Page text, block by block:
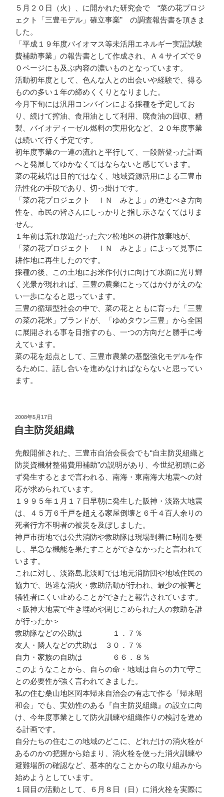
５月２０日（火）、に開かれた研究会で “菜の花プロジ
ェクト「三豊モデル」確立事業” の調査報告書を頂きま
した。
「平成１９年度バイオマス等未活用エネルギー実証試験
費補助事業」の報告書として作成され、Ａ４サイズで９
０ページにも及ぶ内容の濃いものとなっています。
活動初年度として、色んな人との出会いや経験で、得る
ものの多い１年の締めくくりとなりました。
今月下旬には汎用コンバインによる採種を予定してお
り、続けて搾油、食用油として利用、廃食油の回収、精
製、バイオディーゼル燃料の実用化など、２０年度事業
は続いて行く予定です。
初年度事業の一連の流れと平行して、一段階登った計画
へと発展してゆかなくてはならないと感じています。
菜の花栽培は目的ではなく、地域資源活用による三豊市
活性化の手段であり、切っ掛けです。
「菜の花プロジェクト ＩＮ みとよ」の進むべき方向
性を、市民の皆さんにしっかりと指し示さなくてはりま
せん。
１年前は荒れ放題だった六ツ松地区の耕作放棄地が、
「菜の花プロジェクト ＩＮ みとよ」によって見事に
耕作地に再生したのです。
採種の後、この土地にお米作付けに向けて水面に光り輝
く光景が現れれば、三豊の農業にとってはかけがえのな
い一歩になると思っています。
三豊の循環型社会の中で、菜の花とともに育った「三豊
の菜の花米」ブランドが、「ゆめタウン三豊」から全国
に展開される事を目指すのも、一つの方向だと勝手に考
えています。
菜の花を起点として、三豊市農業の基盤強化モデルを作
るために、話し合いを進めなければならないと思ってい
ます。
投
稿
日:
2008年5月17日
自主防災組織
先般開催された、三豊市自治会長会でも“自主防災組織と
防災資機材整備費用補助”の説明があり、今世紀初頭に必
ず発生するとまで言われる、南海・東南海大地震への対
応が求められています。
１９９５年１月１７日早朝に発生した阪神・淡路大地震
は、４５万６千戸を超える家屋倒壊と６千４百人余りの
死者行方不明者の被災を及ぼしました。
神戸市街地では公共消防や救助隊は現場到着に時間を要
し、早急な機能を果たすことができなかったと言われて
います。
これに対し、淡路島北淡町では地元消防団や地域住民の
協力で、迅速な消火・救助活動が行われ、最少の被害と
犠牲者にくい止めることができたと報告されています。
＜阪神大地震で生き埋めや閉じこめられた人の救助を誰
が行ったか＞
救助隊などの公助は １．７％
友人・隣人などの共助は ３０．７％
自力・家族の自助は ６６．８％
このようなことから、自らの命・地域は自らの力で守こ
との必要性が強く言われてきました。
私の住む桑山地区岡本帰来自治会の有志で作る「帰来昭
和会」でも、実効性のある『自主防災組織』の設立に向
け、今年度事業として防火訓練や組織作りの検討を進め
る計画です。
自分たちの住むこの地域のどこに、どれだけの消火栓が
あるのかの把握から始まり、消火栓を使った消火訓練や
避難場所の確認など、基本的なことからの取り組みから
始めようとしています。
１回目の活動として、６月８日（日）に消火栓を実際に